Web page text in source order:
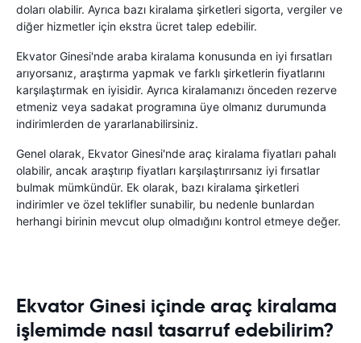
doları olabilir. Ayrıca bazı kiralama şirketleri sigorta, vergiler ve
diğer hizmetler için ekstra ücret talep edebilir.
Ekvator Ginesi'nde araba kiralama konusunda en iyi fırsatları
arıyorsanız, araştırma yapmak ve farklı şirketlerin fiyatlarını
karşılaştırmak en iyisidir. Ayrıca kiralamanızı önceden rezerve
etmeniz veya sadakat programına üye olmanız durumunda
indirimlerden de yararlanabilirsiniz.
Genel olarak, Ekvator Ginesi'nde araç kiralama fiyatları pahalı
olabilir, ancak araştırıp fiyatları karşılaştırırsanız iyi fırsatlar
bulmak mümkündür. Ek olarak, bazı kiralama şirketleri
indirimler ve özel teklifler sunabilir, bu nedenle bunlardan
herhangi birinin mevcut olup olmadığını kontrol etmeye değer.
Ekvator Ginesi içinde araç kiralama
işlemimde nasıl tasarruf edebilirim?